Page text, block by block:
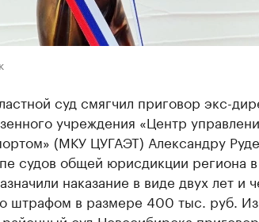
суд смягчил приговор экс-
учреждения «Центр
(МКУ ЦУГАЭТ) Александру
судов общей юрисдикции региона
наказание в виде двух лет и
штрафом в размере 400 тыс. руб.